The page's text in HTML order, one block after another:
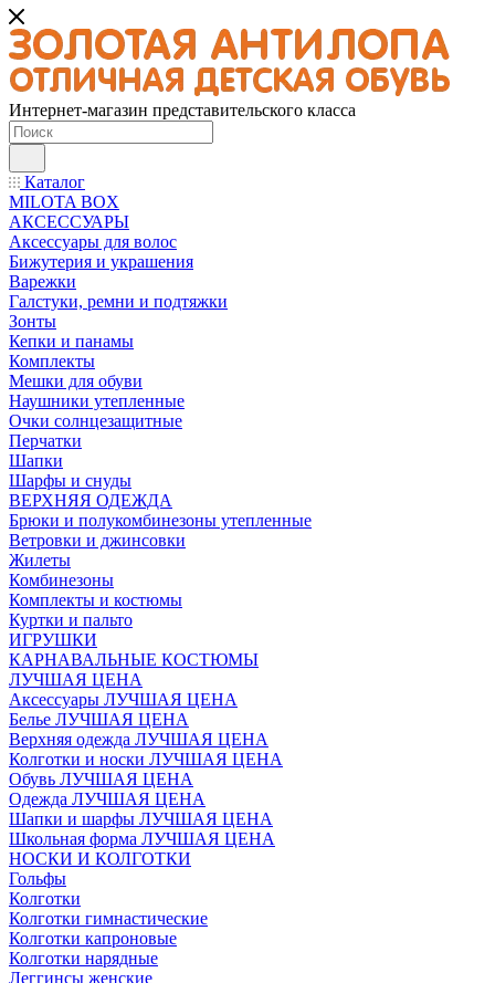
Интернет-магазин представительского класса
Каталог
MILOTA BOX
АКСЕССУАРЫ
Аксессуары для волос
Бижутерия и украшения
Варежки
Галстуки, ремни и подтяжки
Зонты
Кепки и панамы
Комплекты
Мешки для обуви
Наушники утепленные
Очки солнцезащитные
Перчатки
Шапки
Шарфы и снуды
ВЕРХНЯЯ ОДЕЖДА
Брюки и полукомбинезоны утепленные
Ветровки и джинсовки
Жилеты
Комбинезоны
Комплекты и костюмы
Куртки и пальто
ИГРУШКИ
КАРНАВАЛЬНЫЕ КОСТЮМЫ
ЛУЧШАЯ ЦЕНА
Аксессуары ЛУЧШАЯ ЦЕНА
Белье ЛУЧШАЯ ЦЕНА
Верхняя одежда ЛУЧШАЯ ЦЕНА
Колготки и носки ЛУЧШАЯ ЦЕНА
Обувь ЛУЧШАЯ ЦЕНА
Одежда ЛУЧШАЯ ЦЕНА
Шапки и шарфы ЛУЧШАЯ ЦЕНА
Школьная форма ЛУЧШАЯ ЦЕНА
НОСКИ И КОЛГОТКИ
Гольфы
Колготки
Колготки гимнастические
Колготки капроновые
Колготки нарядные
Леггинсы женские